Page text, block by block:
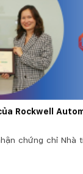
Rockwell
chứng chỉ Nhà